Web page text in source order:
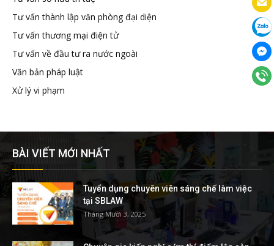
Tư vấn thành lập văn phòng đại diện
Tư vấn thương mại điện tử
Tư vấn về đầu tư ra nước ngoài
Văn bản pháp luật
Xử lý vi phạm
BÀI VIẾT MỚI NHẤT
Tuyển dụng chuyên viên sáng chế làm việc
tại SBLAW
Tháng Mười 3, 2025